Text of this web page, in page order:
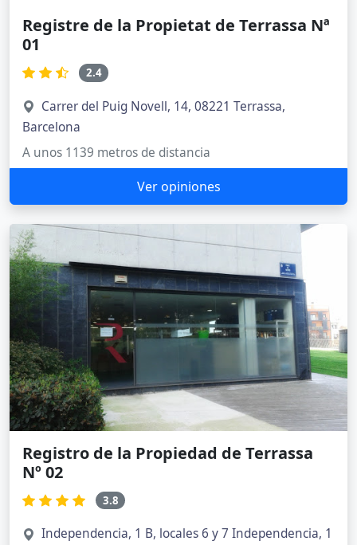
Registre de la Propietat de Terrassa Nª
01
2.4
Carrer del Puig Novell, 14, 08221 Terrassa,
Barcelona
A unos 1139 metros de distancia
Ver opiniones
Registro de la Propiedad de Terrassa
Nº 02
3.8
Independencia, 1 B, locales 6 y 7 Independencia, 1